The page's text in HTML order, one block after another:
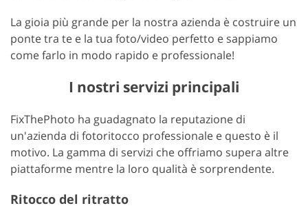
La gioia più grande per la nostra azienda è costruire un
ponte tra te e la tua foto/video perfetto e sappiamo
come farlo in modo rapido e professionale!
I nostri servizi principali
FixThePhoto ha guadagnato la reputazione di
un'azienda di fotoritocco professionale e questo è il
motivo. La gamma di servizi che offriamo supera altre
piattaforme mentre la loro qualità è sorprendente.
Ritocco del ritratto